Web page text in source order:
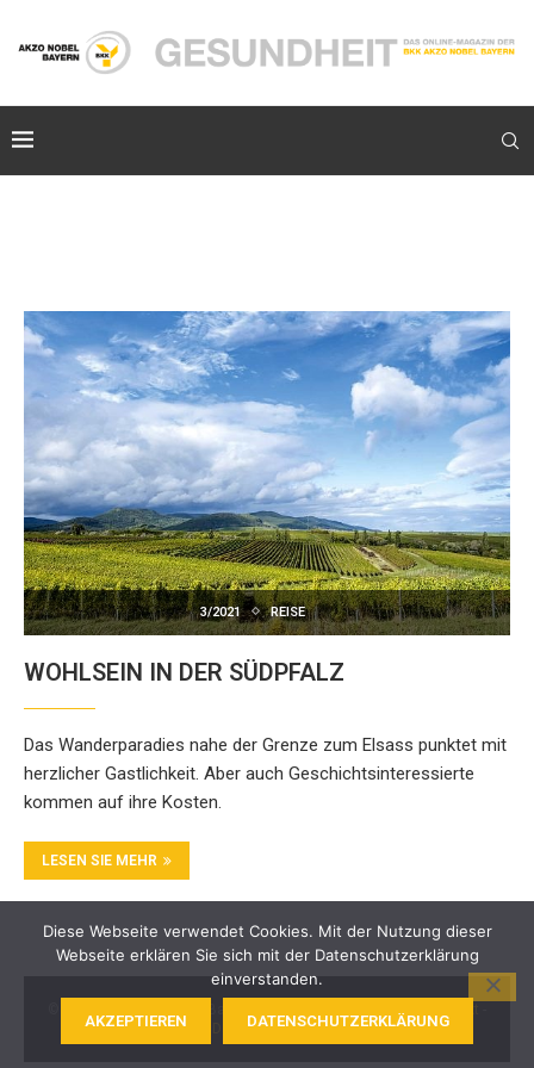
3/2021 REISE
WOHLSEIN IN DER SÜDPFALZ
Das Wanderparadies nahe der Grenze zum Elsass punktet mit
herzlicher Gastlichkeit. Aber auch Geschichtsinteressierte
kommen auf ihre Kosten.
LESEN SIE MEHR
© 2024 BKK Akzo Nobel Bayern. Alle Rechte vorbehalten -
Impressum
Datenschutz-Barrierefreiheit
Diese Webseite verwendet Cookies. Mit der Nutzung dieser
Webseite erklären Sie sich mit der Datenschutzerklärung
einverstanden.
AKZEPTIEREN DATENSCHUTZERKLÄRUNG